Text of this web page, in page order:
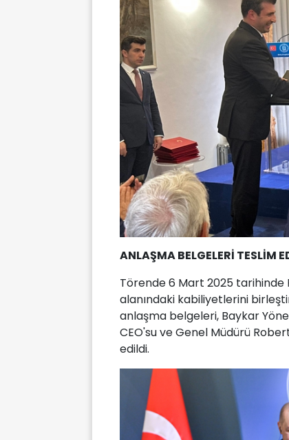
ANLAŞMA BELGELERİ TESLİM
Törende 6 Mart 2025 tarihinde
alanındaki kabiliyetlerini
anlaşma belgeleri, Baykar
CEO'su ve Genel Müdürü
edildi.